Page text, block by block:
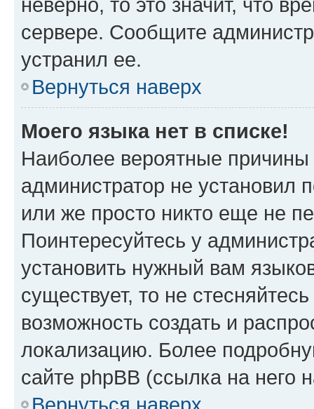
сервере. Сообщите
устранил ее.
Вернуться наверх
Моего языка нет в списке!
Наиболее вероятные причины
администратор не установил
или же просто никто еще не
Поинтересуйтесь у
установить нужный вам
существует, то не
возможность создать и
локализацию. Более
сайте phpBB (ссылка на него
Вернуться наверх